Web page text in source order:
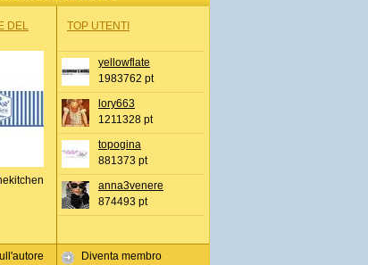
DEL
TOP UTENTI
yellowflate
1983762 pt
lory663
1211328 pt
topogina
881373 pt
anna3venere
874493 pt
Diventa membro